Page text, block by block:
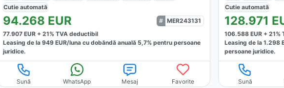
Cutieautomată
94.268 EUR
MER243131
77.907 EUR +21% TVA deductibil
Leasing de la949 EUR/luna cu dobăndă anuală 5,7% pentru persoane
juridice.
Sună WhatsApp Mesaj Favorite
Cutie automată
128.971
106.588EUR + 21%
Leasing de la 1.298
persoane juridice.
Sună